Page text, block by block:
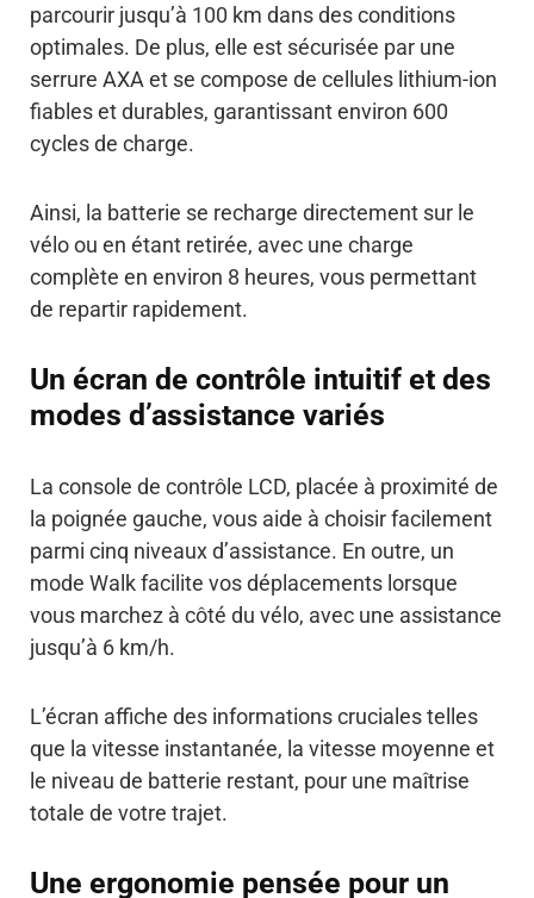
parcourir jusqu’à 100 km dans des conditions
optimales. De plus, elle est sécurisée par une
serrure AXA et se compose de cellules lithium-ion
fiables et durables, garantissant environ 600
cycles de charge.
Ainsi, la batterie se recharge directement sur le
vélo ou en étant retirée, avec une charge
complète en environ 8 heures, vous permettant
de repartir rapidement.
Un écran de contrôle intuitif et des
modes d’assistance variés
La console de contrôle LCD, placée à proximité de
la poignée gauche, vous aide à choisir facilement
parmi cinq niveaux d’assistance. En outre, un
mode Walk facilite vos déplacements lorsque
vous marchez à côté du vélo, avec une assistance
jusqu’à 6 km/h.
L’écran affiche des informations cruciales telles
que la vitesse instantanée, la vitesse moyenne et
le niveau de batterie restant, pour une maîtrise
totale de votre trajet.
Une ergonomie pensée pour un